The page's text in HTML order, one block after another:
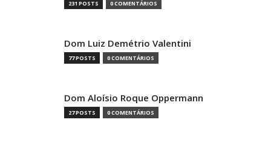
231 POSTS 0 COMENTÁRIOS
Dom Luiz Demétrio Valentini
77 POSTS 0 COMENTÁRIOS
Dom Aloísio Roque Oppermann
27 POSTS 0 COMENTÁRIOS